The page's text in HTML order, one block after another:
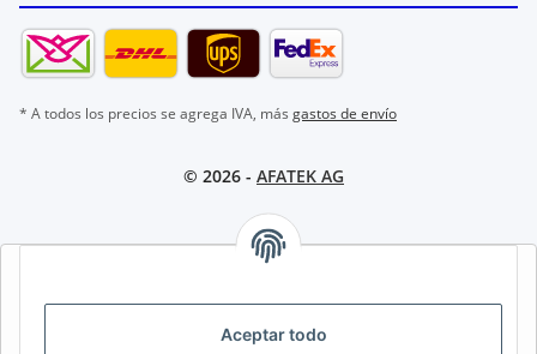
Aceptar todo
* A todos los precios se agrega IVA, más gastos de envío
© 2026 - AFATEK AG
SELECT REGION & LANGUAGE | CHOISIR LA RÉGION ET LA